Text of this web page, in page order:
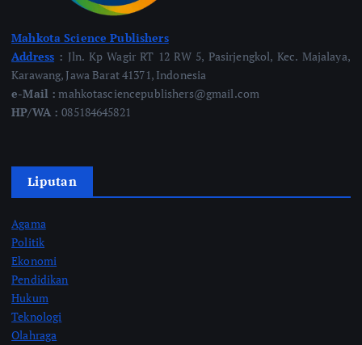
Mahkota Science Publishers
Address : Jln. Kp Wagir RT 12 RW 5, Pasirjengkol, Kec. Majalaya,
Karawang, Jawa Barat 41371, Indonesia
e-Mail : mahkotasciencepublishers@gmail.com
HP/WA :085184645821
Liputan
Agama
Politik
Ekonomi
Pendidikan
Hukum
Teknologi
Olahraga